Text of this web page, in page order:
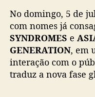
No domingo, 5 de
com nomes já
SYNDROMES e
GENERATION, em
interação com o
traduz a nova fase